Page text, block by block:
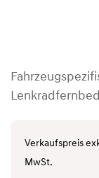
Verkaufspreis
MwSt.